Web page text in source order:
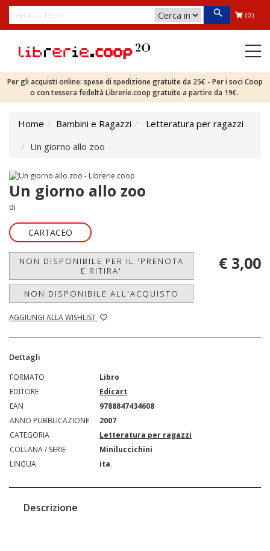
(0)
Per gli acquisti online: spese di spedizione gratuite da 25€ - Per i soci Coop
o con tessera fedeltà Librerie.coop gratuite a partire da 19€.
Home Bambini e Ragazzi
Letteratura per ragazzi
Un giorno allo zoo
Un giorno allo zoo
di
CARTACEO
NON DISPONIBILE PER IL 'PRENOTA
E RITIRA'
NON DISPONIBILE ALL'ACQUISTO
AGGIUNGI ALLA WISHLIST
€ 3,00
Dettagli
FORMATO
Libro
EDITORE
Edicart
EAN
9788847434608
ANNO PUBBLICAZIONE
2007
CATEGORIA
Letteratura per ragazzi
COLLANA / SERIE
Miniluccichini
LINGUA
ita
Descrizione